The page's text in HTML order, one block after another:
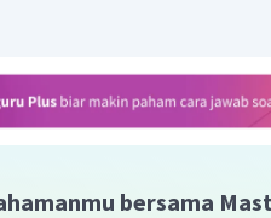
bersama